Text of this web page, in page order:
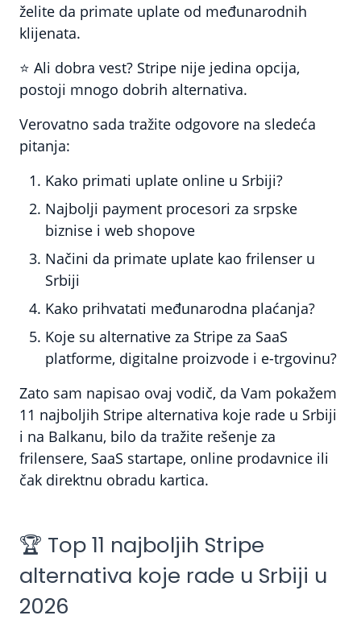
želite da primate uplate od međunarodnih
klijenata.
⭐ Ali dobra vest? Stripe nije jedina opcija,
postoji mnogo dobrih alternativa.
Verovatno sada tražite odgovore na sledeća
pitanja:
Kako primati uplate online u Srbiji?
Najbolji payment procesori za srpske
biznise i web shopove
Načini da primate uplate kao frilenser u
Srbiji
Kako prihvatati međunarodna plaćanja?
Koje su alternative za Stripe za SaaS
platforme, digitalne proizvode i e-trgovinu?
Zato sam napisao ovaj vodič, da Vam pokažem
11 najboljih Stripe alternativa koje rade u Srbiji
i na Balkanu, bilo da tražite rešenje za
frilensere, SaaS startape, online prodavnice ili
čak direktnu obradu kartica.
🏆 Top 11 najboljih Stripe
alternativa koje rade u Srbiji u
2026